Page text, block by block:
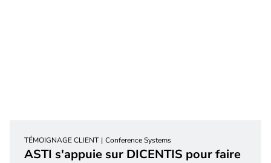
TÉMOIGNAGE CLIENT Conference Systems
ASTI s'appuie sur DICENTIS pour faire